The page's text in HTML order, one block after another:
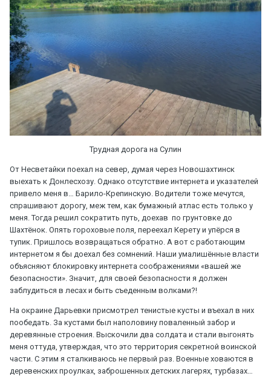
Трудная дорога на Сулин
От Несветайки поехал на север, думая через Новошахтинск
выехать к Донлесхозу. Однако отсутствие интернета и указателей
привело меня в… Барило-Крепинскую. Водители тоже мечутся,
спрашивают дорогу, меж тем, как бумажный атлас есть только у
меня. Тогда решил сократить путь, доехав по грунтовке до
Шахтёнок. Опять гороховые поля, переехал Керету и упёрся в
тупик. Пришлось возвращаться обратно. А вот с работающим
интернетом я бы доехал без сомнений. Наши умалишённые власти
объясняют блокировку интернета соображениями «вашей же
безопасности». Значит, для своей безопасности я должен
заблудиться в лесах и быть съеденным волками?!
На окраине Дарьевки присмотрел тенистые кусты и въехал в них
пообедать. За кустами был наполовину поваленный забор и
деревянные строения. Выскочили два солдата и стали выгонять
меня оттуда, утверждая, что это территория секретной воинской
части. С этим я сталкиваюсь не первый раз. Военные ховаются в
деревенских проулках, заброшенных детских лагерях, турбазах…